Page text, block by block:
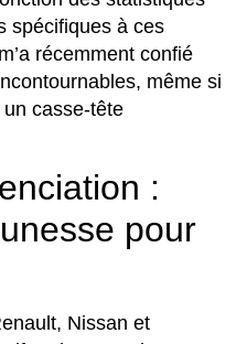
spécifiques à ces
récemment confié
même si
casse-tête
:
pour
Nissan et